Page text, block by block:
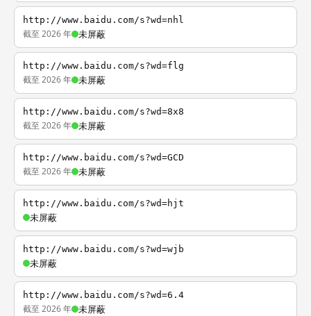
http://www.baidu.com/s?wd=nhl
截至 2026 年 未屏蔽
http://www.baidu.com/s?wd=flg
截至 2026 年 未屏蔽
http://www.baidu.com/s?wd=8x8
截至 2026 年 未屏蔽
http://www.baidu.com/s?wd=GCD
截至 2026 年 未屏蔽
http://www.baidu.com/s?wd=hjt
未屏蔽
http://www.baidu.com/s?wd=wjb
未屏蔽
http://www.baidu.com/s?wd=6.4
截至 2026 年 未屏蔽